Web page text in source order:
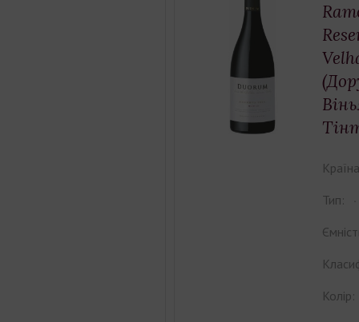
Тип:
Колір: